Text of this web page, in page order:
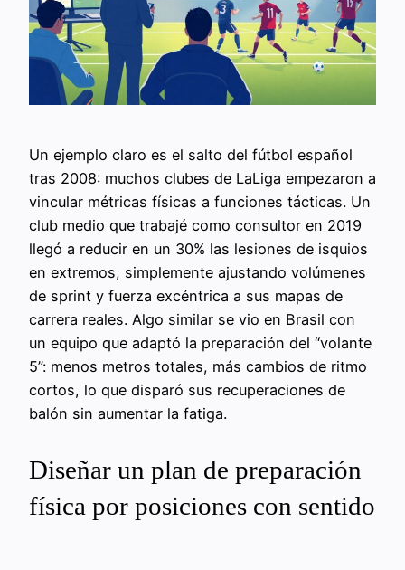
Un ejemplo claro es el salto del fútbol español
tras 2008: muchos clubes de LaLiga empezaron a
vincular métricas físicas a funciones tácticas. Un
club medio que trabajé como consultor en 2019
llegó a reducir en un 30% las lesiones de isquios
en extremos, simplemente ajustando volúmenes
de sprint y fuerza excéntrica a sus mapas de
carrera reales. Algo similar se vio en Brasil con
un equipo que adaptó la preparación del “volante
5”: menos metros totales, más cambios de ritmo
cortos, lo que disparó sus recuperaciones de
balón sin aumentar la fatiga.
Diseñar un plan de preparación
física por posiciones con sentido